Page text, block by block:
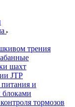
трения
шахт
JTP
питания и
блоками
тормозов